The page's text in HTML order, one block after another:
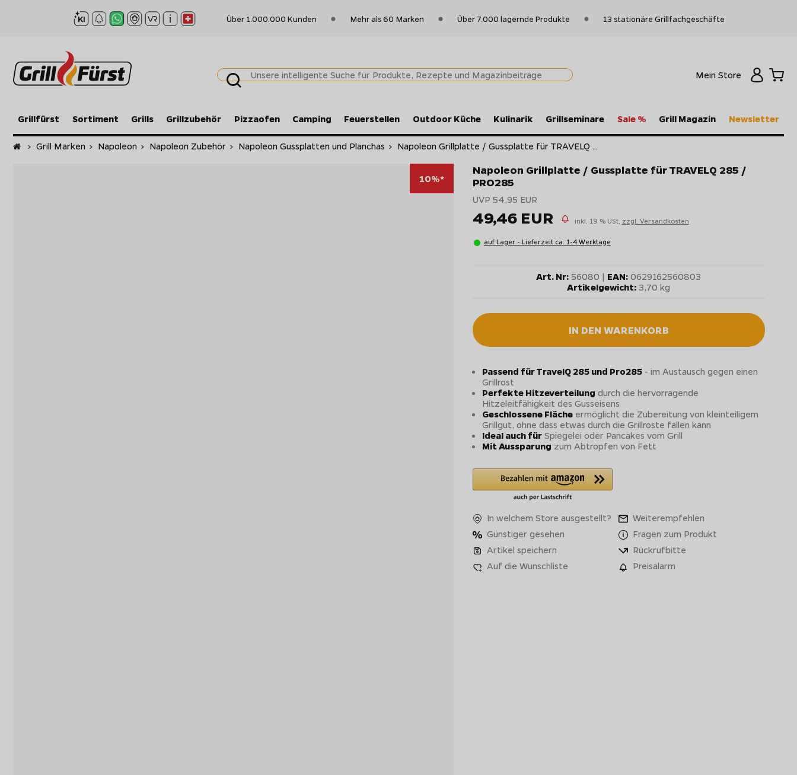
Über 1.000.000 Kunden Mehr als 60 Marken Über 7.000 lagernde Produkte 13 stationäre Grillfachgeschäfte
Mein Store
Grillfürst Sortiment Grills Grillzubehör Pizzaofen Camping Feuerstellen Outdoor Küche Kulinarik Grillseminare Sale % Grill Magazin Newsletter
Startseite
> Grill Marken > Napoleon > Napoleon Zubehör > Napoleon Gussplatten und Planchas > Napoleon Grillplatte / Gussplatte für TRAVELQ ...
10%*
Napoleon Grillplatte / Gussplatte für TRAVELQ 285 /
PRO285
UVP 54,95 EUR
49,46 EUR inkl. 19 % USt, zzgl. Versandkosten
auf Lager - Lieferzeit ca. 1-4 Werktage
Art. Nr: 56080 | EAN: 0629162560803
Artikelgewicht: 3,70 kg
IN DEN WARENKORB
Passend für TravelQ 285 und Pro285- im Austausch gegen einen
Grillrost
Perfekte Hitzeverteilung durch die hervorragende
Hitzeleitfähigkeit des Gusseisens
Geschlossene Flächeermöglicht die Zubereitung von kleinteiligem
Grillgut, ohne dass etwas durch die Grillroste fallen kann
Ideal auch fürSpiegelei oder Pancakes vom Grill
Mit Aussparung zum Abtropfen von Fett
In welchem Store ausgestellt?
Weiterempfehlen
Günstiger gesehen
Fragen zum Produkt
Artikel speichern
Rückrufbitte
Auf die Wunschliste
Preisalarm